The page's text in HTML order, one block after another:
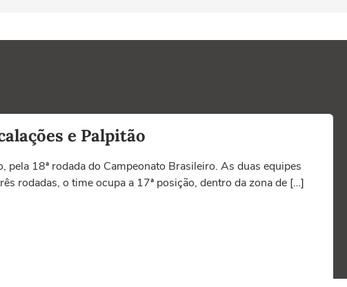
e Palpitão
18ª rodada do Campeonato Brasileiro. As duas equipes
rodadas, o time ocupa a 17ª posição, dentro da zona de […]